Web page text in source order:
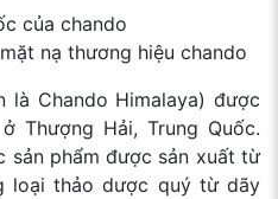
nạ thương hiệu chando
là Chando Himalaya) được
Thượng Hải, Trung Quốc.
sản phẩm được sản xuất từ
loại thảo dược quý từ dãy